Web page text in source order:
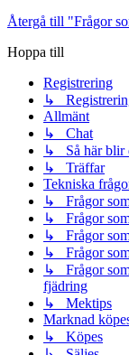
Återgå till "Frågor
Hoppa till
Registrering
↳
Allmänt
↳ Chat
↳ Så här blir
↳ Träffar
Tekniska
↳ Frågor
↳ Frågor
↳ Frågor
↳ Frågor
↳ Frågor
fjädring
↳ Mektips
Marknad
↳ Köpes